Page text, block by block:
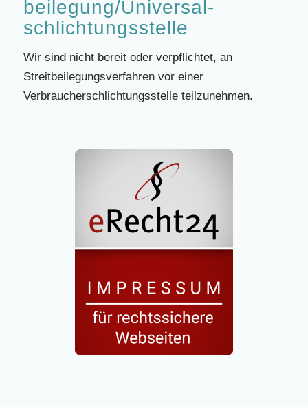
beilegung/Universal­
schlichtungs­stelle
Wir sind nicht bereit oder verpflichtet, an
Streitbeilegungsverfahren vor einer
Verbraucherschlichtungsstelle teilzunehmen.